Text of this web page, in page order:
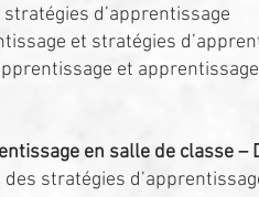
d’apprentissage
et stratégies
et
en salle de classe
des stratégies